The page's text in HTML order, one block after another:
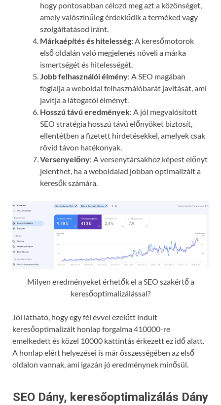
hogy pontosabban célozd meg azt a közönséget,
amely valószínűleg érdeklődik a terméked vagy
szolgáltatásod iránt.
Márkaépítés és hitelesség: A keresőmotorok
első oldalán való megjelenés növeli a márka
ismertségét és hitelességét.
Jobb felhasználói élmény: A SEO magában
foglalja a weboldal felhasználóbarát javítását, ami
javítja a látogatói élményt.
Hosszú távú eredmények: A jól megvalósított
SEO stratégia hosszú távú előnyöket biztosít,
ellentétben a fizetett hirdetésekkel, amelyek csak
rövid távon hatékonyak.
Versenyelőny: A versenytársakhoz képest előnyt
jelenthet, ha a weboldalad jobban optimalizált a
keresők számára.
Milyen eredményeket érhetők el a SEO szakértő a
keresőoptimalizálással?
Jól látható, hogy egy fél évvel ezelőtt indult
keresőoptimalizált honlap forgalma 410000-re
emelkedett és közel 10000 kattintás érkezett ez idő alatt.
A honlap elért helyezései is már összességében az első
oldalon vannak, ami igazán jó eredménynek minősül.
SEO Dány, keresőoptimalizálás Dány